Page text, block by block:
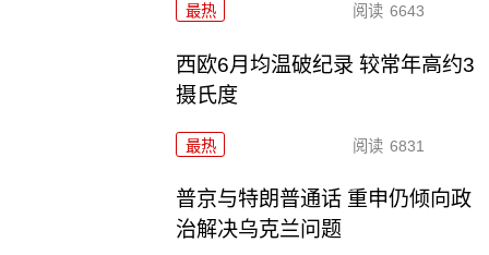
最热 阅读 6643
西欧6月均温破纪录 较常年高约3
摄氏度
最热 阅读 6831
普京与特朗普通话 重申仍倾向政
治解决乌克兰问题